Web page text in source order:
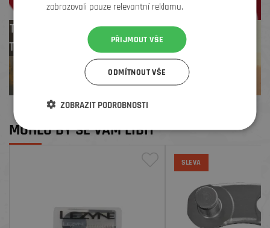
Test centrum
TREK zdarma
MOHLO BY SE VÁM LÍBIT
SLEVA
zobrazovali pouze relevantní reklamu.
PŘIJMOUT VŠE
ODMÍTNOUT VŠE
ZOBRAZIT PODROBNOSTI